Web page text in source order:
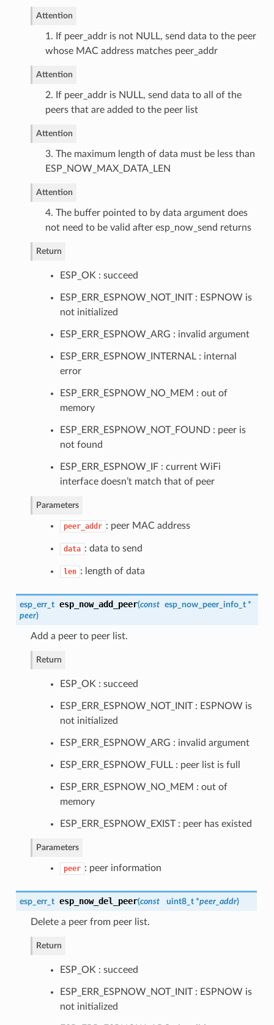
Attention
1. If peer_addr is not NULL, send data to the peer
whose MAC address matches peer_addr
Attention
2. If peer_addr is NULL, send data to all of the
peers that are added to the peer list
Attention
3. The maximum length of data must be less than
ESP_NOW_MAX_DATA_LEN
Attention
4. The buffer pointed to by data argument does
not need to be valid after esp_now_send returns
Return
ESP_OK : succeed
ESP_ERR_ESPNOW_NOT_INIT : ESPNOW is
not initialized
ESP_ERR_ESPNOW_ARG : invalid argument
ESP_ERR_ESPNOW_INTERNAL : internal
error
ESP_ERR_ESPNOW_NO_MEM : out of
memory
ESP_ERR_ESPNOW_NOT_FOUND : peer is
not found
ESP_ERR_ESPNOW_IF : current WiFi
interface doesn’t match that of peer
Parameters
peer_addr : peer MAC address
data : data to send
len : length of data
esp_err_t esp_now_add_peer(const esp_now_peer_info_t*
peer)
Add a peer to peer list.
Return
ESP_OK : succeed
ESP_ERR_ESPNOW_NOT_INIT : ESPNOW is
not initialized
ESP_ERR_ESPNOW_ARG : invalid argument
ESP_ERR_ESPNOW_FULL : peer list is full
ESP_ERR_ESPNOW_NO_MEM : out of
memory
ESP_ERR_ESPNOW_EXIST : peer has existed
Parameters
peer : peer information
esp_err_t esp_now_del_peer(const uint8_t *peer_addr)
Delete a peer from peer list.
Return
ESP_OK : succeed
ESP_ERR_ESPNOW_NOT_INIT : ESPNOW is
not initialized